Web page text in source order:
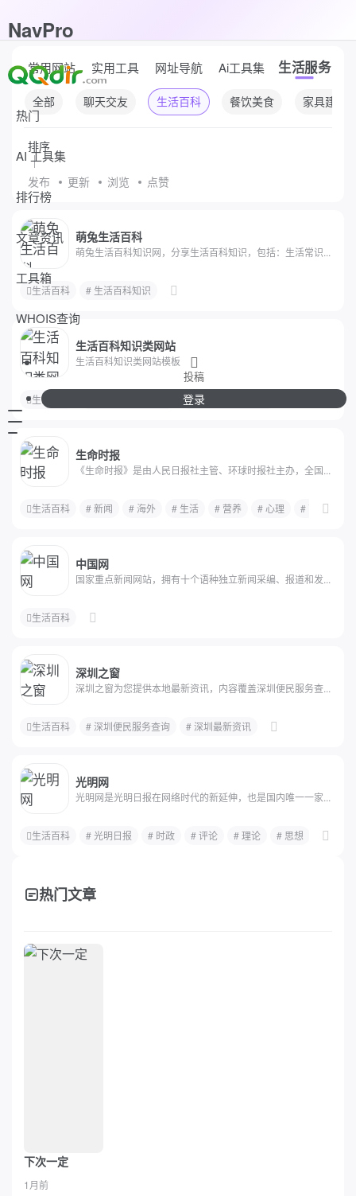
NavPro
热门
AI 工具集
排行榜
文章资讯
工具箱
WHOIS查询
投稿
登录
常用网站 实用工具 网址导航 Ai工具集 生活服务
全部 聊天交友 生活百科 餐饮美食 家具建材
排序
发布 更新 浏览 点赞
萌兔生活百科
萌兔生活百科知识网，分享生活百科知识，包括：生活常识...
生活百科 # 生活百科知识
生活百科知识类网站
生活百科知识类网站模板
生活百科 # 文章资讯网站源码
生命时报
《生命时报》是由人民日报社主管、环球时报社主办，全国...
生活百科 # 新闻 # 海外 # 生活 # 营养 # 心理 # 两性
中国网
国家重点新闻网站，拥有十个语种独立新闻采编、报道和发...
生活百科
深圳之窗
深圳之窗为您提供本地最新资讯，内容覆盖深圳便民服务查...
生活百科 # 深圳便民服务查询 # 深圳最新资讯
光明网
光明网是光明日报在网络时代的新延伸，也是国内唯一一家...
生活百科 # 光明日报 # 时政 # 评论 # 理论 # 思想 # 学术
热门文章
下次一定
1月前